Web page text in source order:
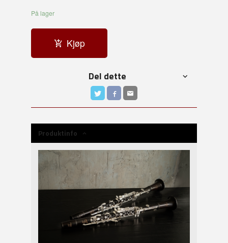
På lager
Kjøp
Del dette
Produktinfo